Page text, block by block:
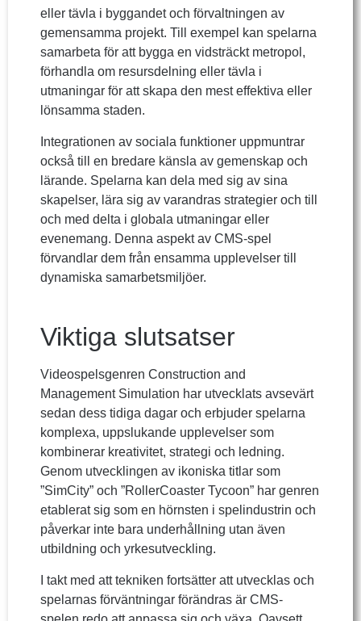
eller tävla i byggandet och förvaltningen av
gemensamma projekt. Till exempel kan spelarna
samarbeta för att bygga en vidsträckt metropol,
förhandla om resursdelning eller tävla i
utmaningar för att skapa den mest effektiva eller
lönsamma staden.
Integrationen av sociala funktioner uppmuntrar
också till en bredare känsla av gemenskap och
lärande. Spelarna kan dela med sig av sina
skapelser, lära sig av varandras strategier och till
och med delta i globala utmaningar eller
evenemang. Denna aspekt av CMS-spel
förvandlar dem från ensamma upplevelser till
dynamiska samarbetsmiljöer.
Viktiga slutsatser
Videospelsgenren Construction and
Management Simulation har utvecklats avsevärt
sedan dess tidiga dagar och erbjuder spelarna
komplexa, uppslukande upplevelser som
kombinerar kreativitet, strategi och ledning.
Genom utvecklingen av ikoniska titlar som
”SimCity” och ”RollerCoaster Tycoon” har genren
etablerat sig som en hörnsten i spelindustrin och
påverkar inte bara underhållning utan även
utbildning och yrkesutveckling.
I takt med att tekniken fortsätter att utvecklas och
spelarnas förväntningar förändras är CMS-